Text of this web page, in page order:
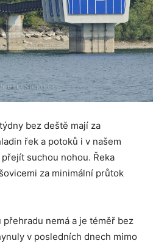
bez deště mají za
řek a potoků i v našem
suchou nohou. Řeka
za minimální průtok
přehradu nemá a je téměř bez
v posledních dnech mimo